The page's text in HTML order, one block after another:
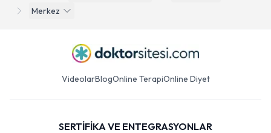
Merkez
VideolarBlogOnline TerapiOnline Diyet
SERTİFİKA VE ENTEGRASYONLAR